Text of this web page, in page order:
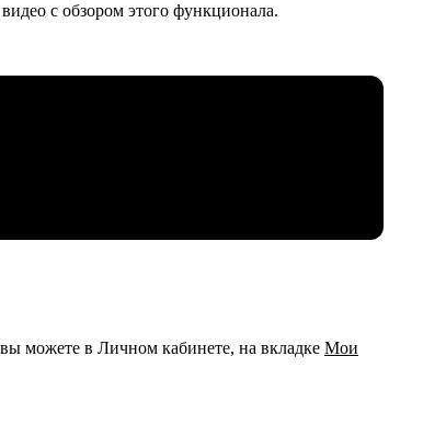
с обзором этого функционала.
можете в Личном кабинете, на вкладке Мои